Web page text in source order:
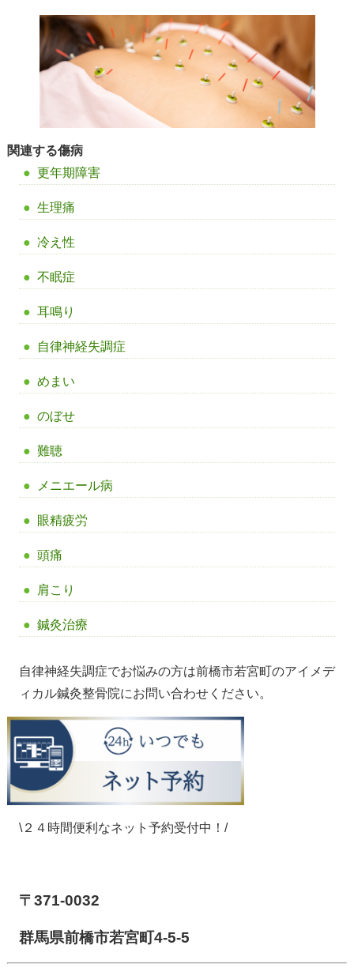
関連する傷病
更年期障害
生理痛
冷え性
不眠症
耳鳴り
自律神経失調症
めまい
のぼせ
難聴
メニエール病
眼精疲労
頭痛
肩こり
鍼灸治療
自律神経失調症でお悩みの方は前橋市若宮町のアイメデ
ィカル鍼灸整骨院にお問い合わせください。
\２４時間便利なネット予約受付中！/
〒371-0032
群馬県前橋市若宮町4-5-5